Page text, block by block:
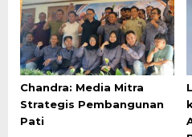
Chandra: Media Mitra
Strategis Pembangunan
Pati